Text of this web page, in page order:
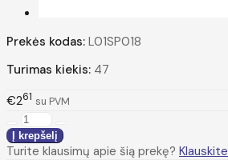
Prekės kodas: L01SP018
Turimas kiekis: 47
€261 su PVM
Turite klausimų apie šią prekę? Klauskite